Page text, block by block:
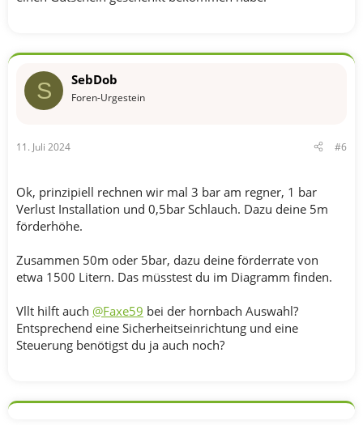
S SebDob
Foren-Urgestein
11. Juli 2024 #6
Ok, prinzipiell rechnen wir mal 3 bar am regner, 1 bar
Verlust Installation und 0,5bar Schlauch. Dazu deine 5m
förderhöhe.
Zusammen 50m oder 5bar, dazu deine förderrate von
etwa 1500 Litern. Das müsstest du im Diagramm finden.
Vllt hilft auch @Faxe59 bei der hornbach Auswahl?
Entsprechend eine Sicherheitseinrichtung und eine
Steuerung benötigst du ja auch noch?